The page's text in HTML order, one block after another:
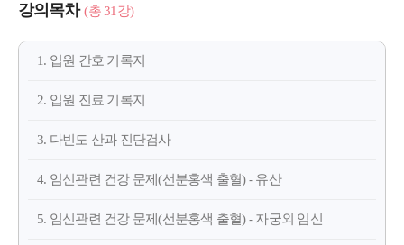
강의목차 (총 31강)
1. 입원 간호 기록지
2. 입원 진료 기록지
3. 다빈도 산과 진단검사
4. 임신관련 건강 문제(선분홍색 출혈) - 유산
5. 임신관련 건강 문제(선분홍색 출혈) - 자궁외 임신